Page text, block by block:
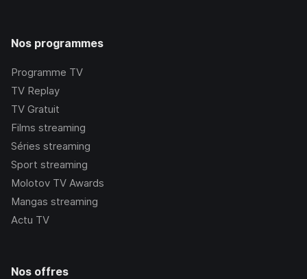
Nos programmes
Programme TV
TV Replay
TV Gratuit
Films streaming
Séries streaming
Sport streaming
Molotov TV Awards
Mangas streaming
Actu TV
Nos offres